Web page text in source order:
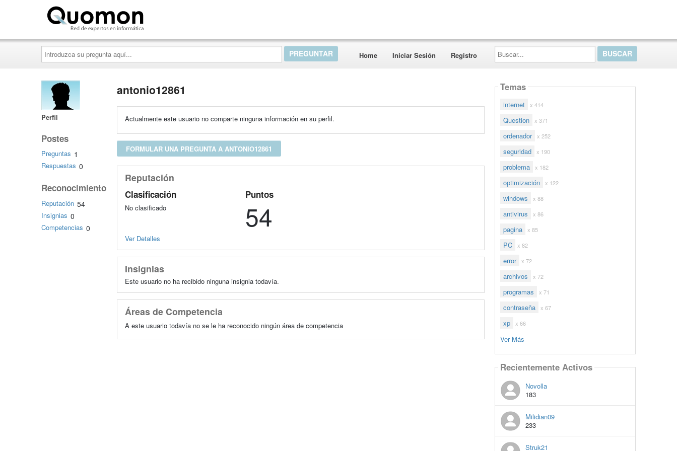
Introduzca
su
pregunta
aquí...
Home Iniciar Sesión Registro
Buscar...
Perfil
Postes
Preguntas 1
Respuestas 0
Reconocimiento
Reputación 54
Insignias 0
Competencias 0
antonio12861
Actualmente este usuario no comparte ninguna información en su perfil.
FORMULAR UNA PREGUNTA A ANTONIO12861
Reputación
Clasificación
No clasificado
Puntos
54
Ver Detalles
Insignias
Este usuario no ha recibido ninguna insignia todavía.
Áreas de Competencia
A este usuario todavía no se le ha reconocido ningún área de competencia
Temas
internet x 414
Question x 371
ordenador x 252
seguridad x 190
problema x 182
optimización x 122
windows x 88
antivirus x 86
pagina x 85
PC x 82
error x 72
archivos x 72
programas x 71
contraseña x 67
xp x 66
Ver Más
Recientemente Activos
Novolla
183
Milidian09
233
Struk21